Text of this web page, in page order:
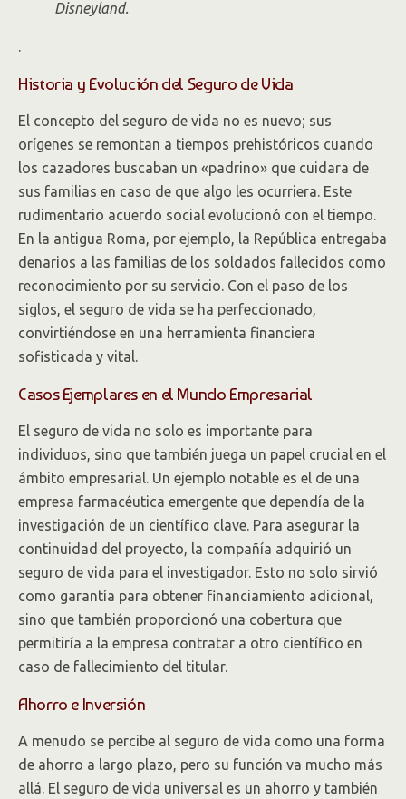
Disneyland.
Historia y Evolución del Seguro de Vida
El concepto del seguro de vida no es nuevo; sus
orígenes se remontan a tiempos prehistóricos cuando
los cazadores buscaban un «padrino» que cuidara de
sus familias en caso de que algo les ocurriera. Este
rudimentario acuerdo social evolucionó con el tiempo.
En la antigua Roma, por ejemplo, la República entregaba
denarios a las familias de los soldados fallecidos como
reconocimiento por su servicio. Con el paso de los
siglos, el seguro de vida se ha perfeccionado,
convirtiéndose en una herramienta financiera
sofisticada y vital.
Casos Ejemplares en el Mundo Empresarial
El seguro de vida no solo es importante para
individuos, sino que también juega un papel crucial en el
ámbito empresarial. Un ejemplo notable es el de una
empresa farmacéutica emergente que dependía de la
investigación de un científico clave. Para asegurar la
continuidad del proyecto, la compañía adquirió un
seguro de vida para el investigador. Esto no solo sirvió
como garantía para obtener financiamiento adicional,
sino que también proporcionó una cobertura que
permitiría a la empresa contratar a otro científico en
caso de fallecimiento del titular.
Ahorro e Inversión
A menudo se percibe al seguro de vida como una forma
de ahorro a largo plazo, pero su función va mucho más
allá. El seguro de vida universal es un ahorro y también